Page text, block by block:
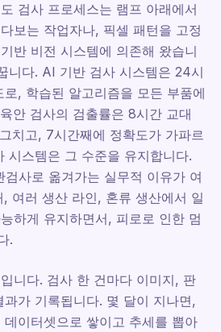
검사 프로세스는 램프 아래에서
보는 작업자나, 픽셀 패턴을 고정
반 비전 시스템에 의존해 왔습니
니다. AI 기반 검사 시스템은 24시
, 학습된 알고리즘을 모든 부품에
안 검사의 검출률은 8시간 교대
치고, 7시간째에 정확도가 가파르
시스템은 그 수준을 유지합니다.
사로 옮겨가는 실무적 이유가 여
여러 생산 라인, 혼류 생산에서 일
하게 유지하면서, 피로로 인한 멈
.
니다. 검사 한 건마다 이미지, 판
가 기록됩니다. 몇 달이 지나면,
이터셋으로 쌓이고 추세를 뽑아